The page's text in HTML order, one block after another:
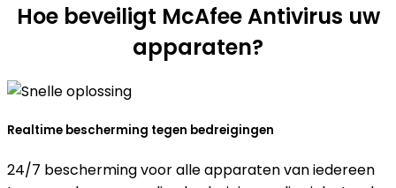
Hoe beveiligt McAfee Antivirus uw
apparaten?
Realtime bescherming tegen bedreigingen
24/7 bescherming voor alle apparaten van iedereen